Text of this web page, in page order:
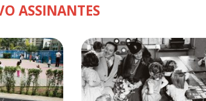
ASSINANTES